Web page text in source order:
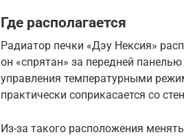
Где располагается
Радиатор печки «Дэу Нексия»
он «спрятан» за передней
управления температурными
практически соприкасается со
Из-за такого расположения